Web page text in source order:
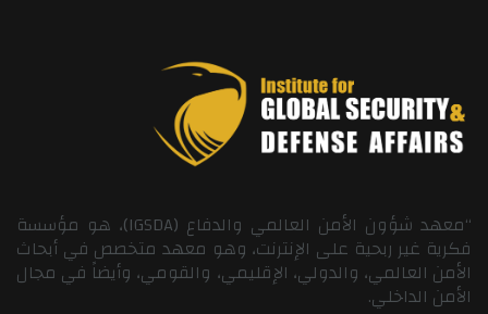
“معهد شؤون الأمن العالمي والدفاع (IGSDA)، هو مؤسسة
فكرية غير ربحية على الإنترنت، وهو معهد متخصص في أبحاث
الأمن العالمي، والدولي، الإقليمي، والقومي، وأيضاً في مجال
الأمن الداخلي.